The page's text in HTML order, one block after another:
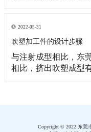
铝70／75是制作大多
机加工性能好，故模
2022-05-31
吹塑加工件的设计步骤
与注射成型相比，东
相比，挤出吹塑成型
Copyright © 2022 东莞